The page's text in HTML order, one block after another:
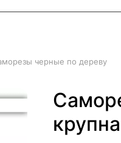
черные по дереву